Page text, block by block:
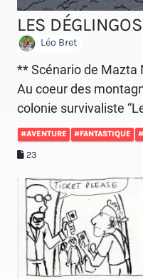
LES
Léo Bret
** Scénario de Mazta
Au coeur des
colonie survivaliste
#AVENTURE #FANTASTIQUE
23